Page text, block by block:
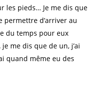
les pieds… Je me dis que
permettre d’arriver au
du temps pour eux
me dis que de un, j’ai
quand même eu des